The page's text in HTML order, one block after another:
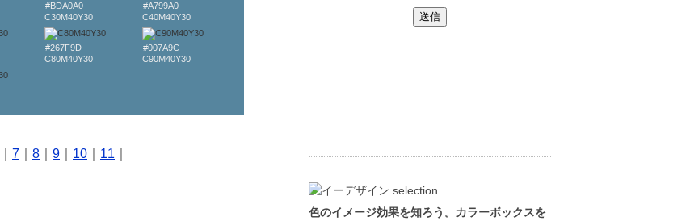
#BDA0A0
C30M40Y30
#A799A0
C40M40Y30
#267F9D
C80M40Y30
#007A9C
C90M40Y30
7 8 9 10 11
色のイメージ効果を知ろう。カラーボックスを